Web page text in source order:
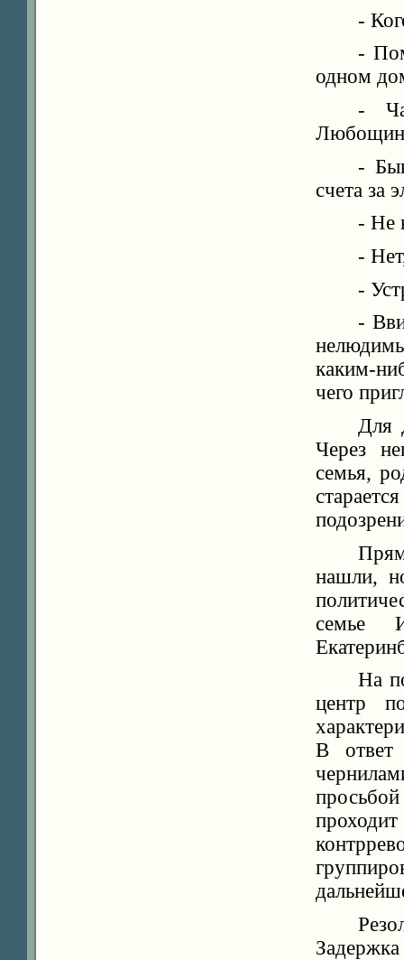
-
-
одном
-
-
счета за
- Не
-
-
-
каким-
чего
Для
Через
семья,
нашли,
семье
На
центр
В ответ